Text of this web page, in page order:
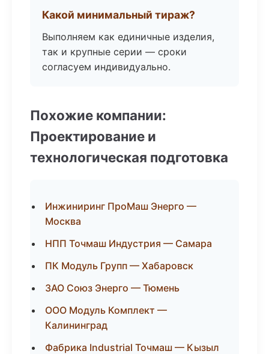
Какой минимальный тираж?
Выполняем как единичные изделия,
так и крупные серии — сроки
согласуем индивидуально.
Похожие компании:
Проектирование и
технологическая подготовка
Инжиниринг ПроМаш Энерго —
Москва
НПП Точмаш Индустрия — Самара
ПК Модуль Групп — Хабаровск
ЗАО Союз Энерго — Тюмень
ООО Модуль Комплект —
Калининград
Фабрика Industrial Точмаш — Кызыл